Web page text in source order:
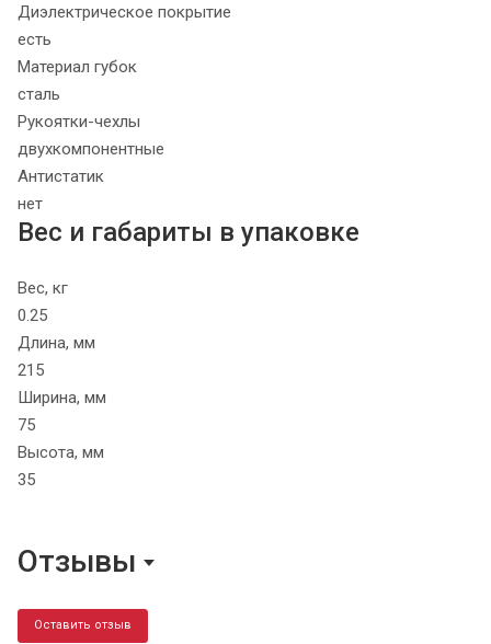
Диэлектрическое покрытие
есть
Материал губок
сталь
Рукоятки-чехлы
двухкомпонентные
Антистатик
нет
Вес и габариты в упаковке
Вес, кг
0.25
Длина, мм
215
Ширина, мм
75
Высота, мм
35
Отзывы
Оставить отзыв